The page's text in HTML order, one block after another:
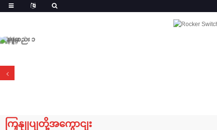
ကြှနျုပျတို့အကွောငျး